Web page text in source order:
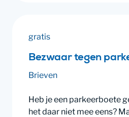
gratis
Bezwaar tegen
Brieven
Heb je een parkeerboete
het daar niet mee eens?